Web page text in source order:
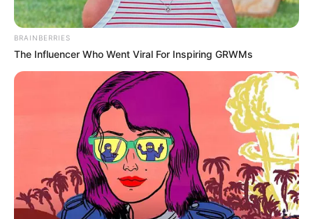
A magyar rockélet egyik legmarkánsabb arca,
Pataky Attila (72) kendőzetlen őszinteséggel
mesélt arról, hogy a mai nyugdíjas valóság messze
nem a jól megérdemelt pihenés időszaka – inkább
egy soha véget nem érő küzdelem.
– „Ahhoz képest, hogy mennyit vontak le tőlem a
rendszerváltás előtti időszakban nyugdíjalap
címén, nevetséges a juttatásom” – kezdte dühösen
BRAINBERRIES
The Influencer Who Went Viral For Inspiring GRWMs